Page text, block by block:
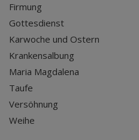
Firmung
Gottesdienst
Karwoche und Ostern
Krankensalbung
Maria Magdalena
Taufe
Versöhnung
Weihe